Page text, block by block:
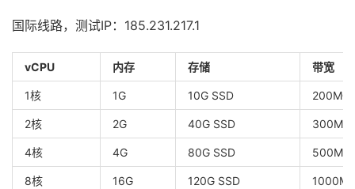
国际线路，测试IP：185.231.217.1
vCPU 内存 存储 带宽
1核 1G 10G SSD
2核 2G 40G SSD
4核 4G 80G SSD
8核 16G 120G SSD